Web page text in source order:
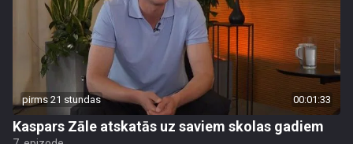
pirms 21 stundas 00:01:33
Kaspars Zāle atskatās uz saviem skolas gadiem